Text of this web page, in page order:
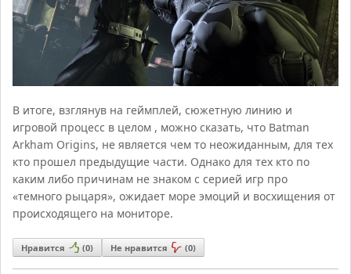
В итоге, взглянув на геймплей, сюжетную линию и
игровой процесс в целом , можно сказать, что Batman
Arkham Origins, не является чем то неожиданным, для тех
кто прошел предыдущие части. Однако для тех кто по
каким либо причинам не знаком с серией игр про
«темного рыцаря», ожидает море эмоций и восхищения от
происходящего на мониторе.
Нравится (0) Не нравится (0)